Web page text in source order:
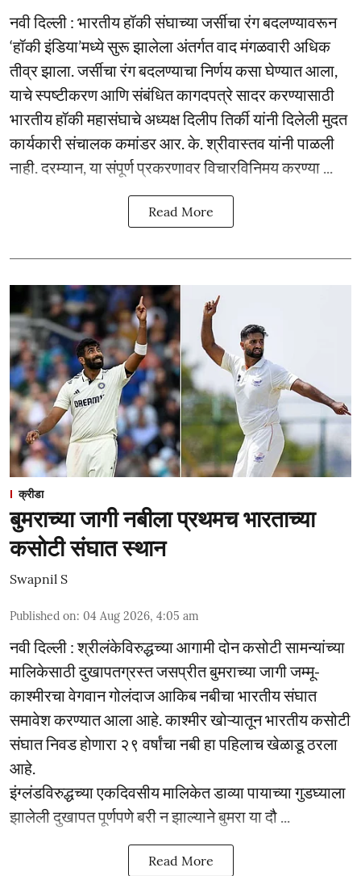
नवी दिल्ली : भारतीय हॉकी संघाच्या जर्सीचा रंग बदलण्यावरून
‘हॉकी इंडिया’मध्ये सुरू झालेला अंतर्गत वाद मंगळवारी अधिक
तीव्र झाला. जर्सीचा रंग बदलण्याचा निर्णय कसा घेण्यात आला,
याचे स्पष्टीकरण आणि संबंधित कागदपत्रे सादर करण्यासाठी
भारतीय हॉकी महासंघाचे अध्यक्ष दिलीप तिर्की यांनी दिलेली मुदत
कार्यकारी संचालक कमांडर आर. के. श्रीवास्तव यांनी पाळली
नाही. दरम्यान, या संपूर्ण प्रकरणावर विचारविनिमय करण्या ...
Read More
क्रीडा
बुमराच्या जागी नबीला प्रथमच भारताच्या
कसोटी संघात स्थान
Swapnil S
Published on: 04 Aug 2026, 4:05 am
नवी दिल्ली : श्रीलंकेविरुद्धच्या आगामी दोन कसोटी सामन्यांच्या
मालिकेसाठी दुखापतग्रस्त जसप्रीत बुमराच्या जागी जम्मू-
काश्मीरचा वेगवान गोलंदाज आकिब नबीचा भारतीय संघात
समावेश करण्यात आला आहे. काश्मीर खोऱ्यातून भारतीय कसोटी
संघात निवड होणारा २९ वर्षांचा नबी हा पहिलाच खेळाडू ठरला
आहे.
इंग्लंडविरुद्धच्या एकदिवसीय मालिकेत डाव्या पायाच्या गुडघ्याला
झालेली दुखापत पूर्णपणे बरी न झाल्याने बुमरा या दौ ...
Read More